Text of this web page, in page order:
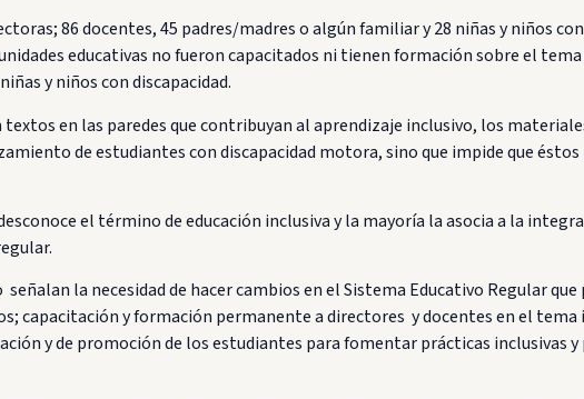
86 docentes, 45 padres/madres o algún familiar y 28 niñas y niños
educativas no fueron capacitados ni tienen formación sobre el
y niños con discapacidad.
en las paredes que contribuyan al aprendizaje inclusivo, los
de estudiantes con discapacidad motora, sino que impide que
el término de educación inclusiva y la mayoría la asocia a la
la necesidad de hacer cambios en el Sistema Educativo Regular
capacitación y formación permanente a directores y docentes en el
y de promoción de los estudiantes para fomentar prácticas inclusivas